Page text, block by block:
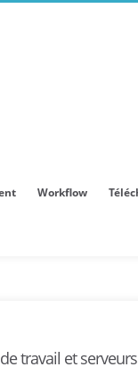
Workflow
travail et serveurs